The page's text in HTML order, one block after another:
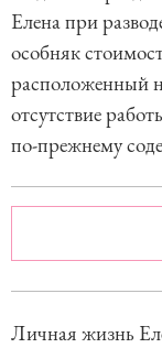
Елена при
особняк
расположенный
отсутствие
по-прежнему
Личная жизнь